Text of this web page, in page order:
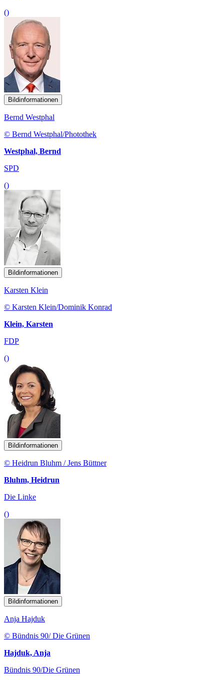
()
Bildinformationen
Bernd Westphal
© Bernd Westphal/Photothek
Westphal, Bernd
SPD
()
Bildinformationen
Karsten Klein
© Karsten Klein/Dominik Konrad
Klein, Karsten
FDP
()
Bildinformationen
© Heidrun Bluhm / Jens Büttner
Bluhm, Heidrun
Die Linke
()
Bildinformationen
Anja Hajduk
© Bündnis 90/ Die Grünen
Hajduk, Anja
Bündnis 90/Die Grünen